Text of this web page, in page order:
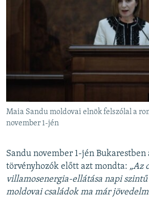
Maia Sandu moldovai elnök felszólal a
november 1-jén
Sandu november 1-jén Bukarestben
törvényhozók előtt azt mondta: „Az
villamosenergia-ellátása napi
moldovai családok ma már